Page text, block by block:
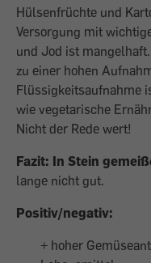
Hülsenfrüchte und
Versorgung mit
und Jod ist
zu einer hohen
Flüssigkeitsaufnahme
wie vegetarische
Nicht der Rede wert!
Fazit: In Stein
lange nicht gut.
Positiv/negativ:
+ hoher